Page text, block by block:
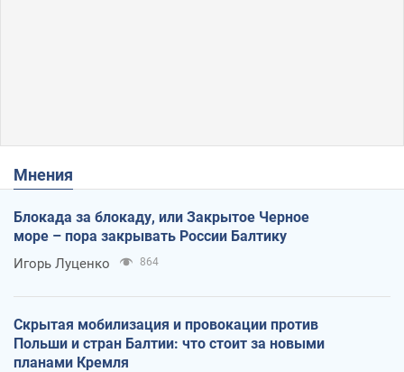
Мнения
Блокада за блокаду, или Закрытое Черное
море – пора закрывать России Балтику
Игорь Луценко 864
Скрытая мобилизация и провокации против
Польши и стран Балтии: что стоит за новыми
планами Кремля